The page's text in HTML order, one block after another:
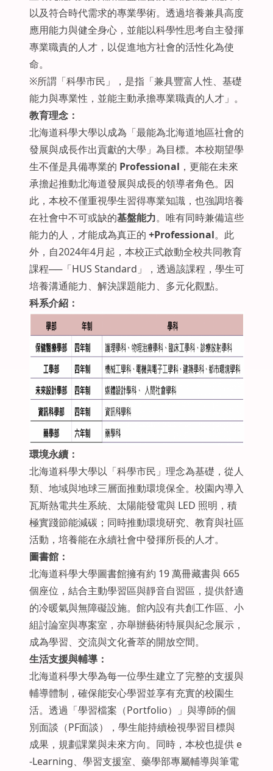
以及符合時代需求的專業學術。透過培養兼具高度
應用能力與健全身心，並能以科學性思考自主發揮
專業職責的人才，以促進地方社會的活性化為使
命。
※所謂「科學市民」，是指「兼具豐富人性、基礎
能力與專業性，並能主動承擔專業職責的人才」。
教育理念：
北海道科學大學以成為「最能為北海道地區社會的
發展與成長作出貢獻的大學」為目標。本校期望學
生不僅是具備專業的 Professional ，更能在未來
承擔起推動北海道發展與成長的領導者角色。因
此，本校不僅重視學生習得專業知識，也強調培養
在社會中不可或缺的基盤能力。唯有同時兼備這些
能力的人，才能成為真正的 +Professional。此
外，自2024年4月起，本校正式啟動全校共同教育
課程──「HUS Standard」，透過該課程，學生可
培養溝通能力、解決課題能力、多元化觀點。
科系介紹：
環境永續：
北海道科學大學以「科學市民」理念為基礎，從人
類、地域與地球三層面推動環境保全。校園內導入
瓦斯熱電共生系統、太陽能發電與 LED 照明，積
極實踐節能減碳；同時推動環境研究、教育與社區
活動，培養能在永續社會中發揮所長的人才。
圖書館：
北海道科學大學圖書館擁有約 19 萬冊藏書與 665
個座位，結合主動學習區與靜音自習區，提供舒適
的冷暖氣與無障礙設施。館內設有共創工作區、小
組討論室與專案室，亦舉辦藝術特展與紀念展示，
成為學習、交流與文化薈萃的開放空間。
生活支援與輔導：
北海道科學大學為每一位學生建立了完整的支援與
輔導體制，確保能安心學習並享有充實的校園生
活。透過「學習檔案（Portfolio）」與導師的個
別面談（PF面談），學生能持續檢視學習目標與
成果，規劃課業與未來方向。同時，本校也提供 e
-Learning、學習支援室、藥學部專屬輔導與筆電